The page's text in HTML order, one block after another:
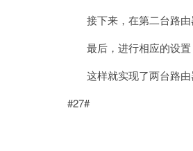
接下来，在第二台路由
最后，进行相应的设置
这样就实现了两台路由
#27#